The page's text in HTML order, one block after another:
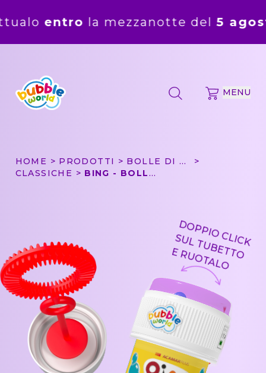
la mezzanotte del5 agosto . Gli
MENU
HOME PRODOTTI
BOLLE DI SAPONE
CLASSICHE
BING - BOLLA DI SAPONE BUBBLE WORLD
DOPPIO CLICK
SUL TUBETTO
E RUOTALO